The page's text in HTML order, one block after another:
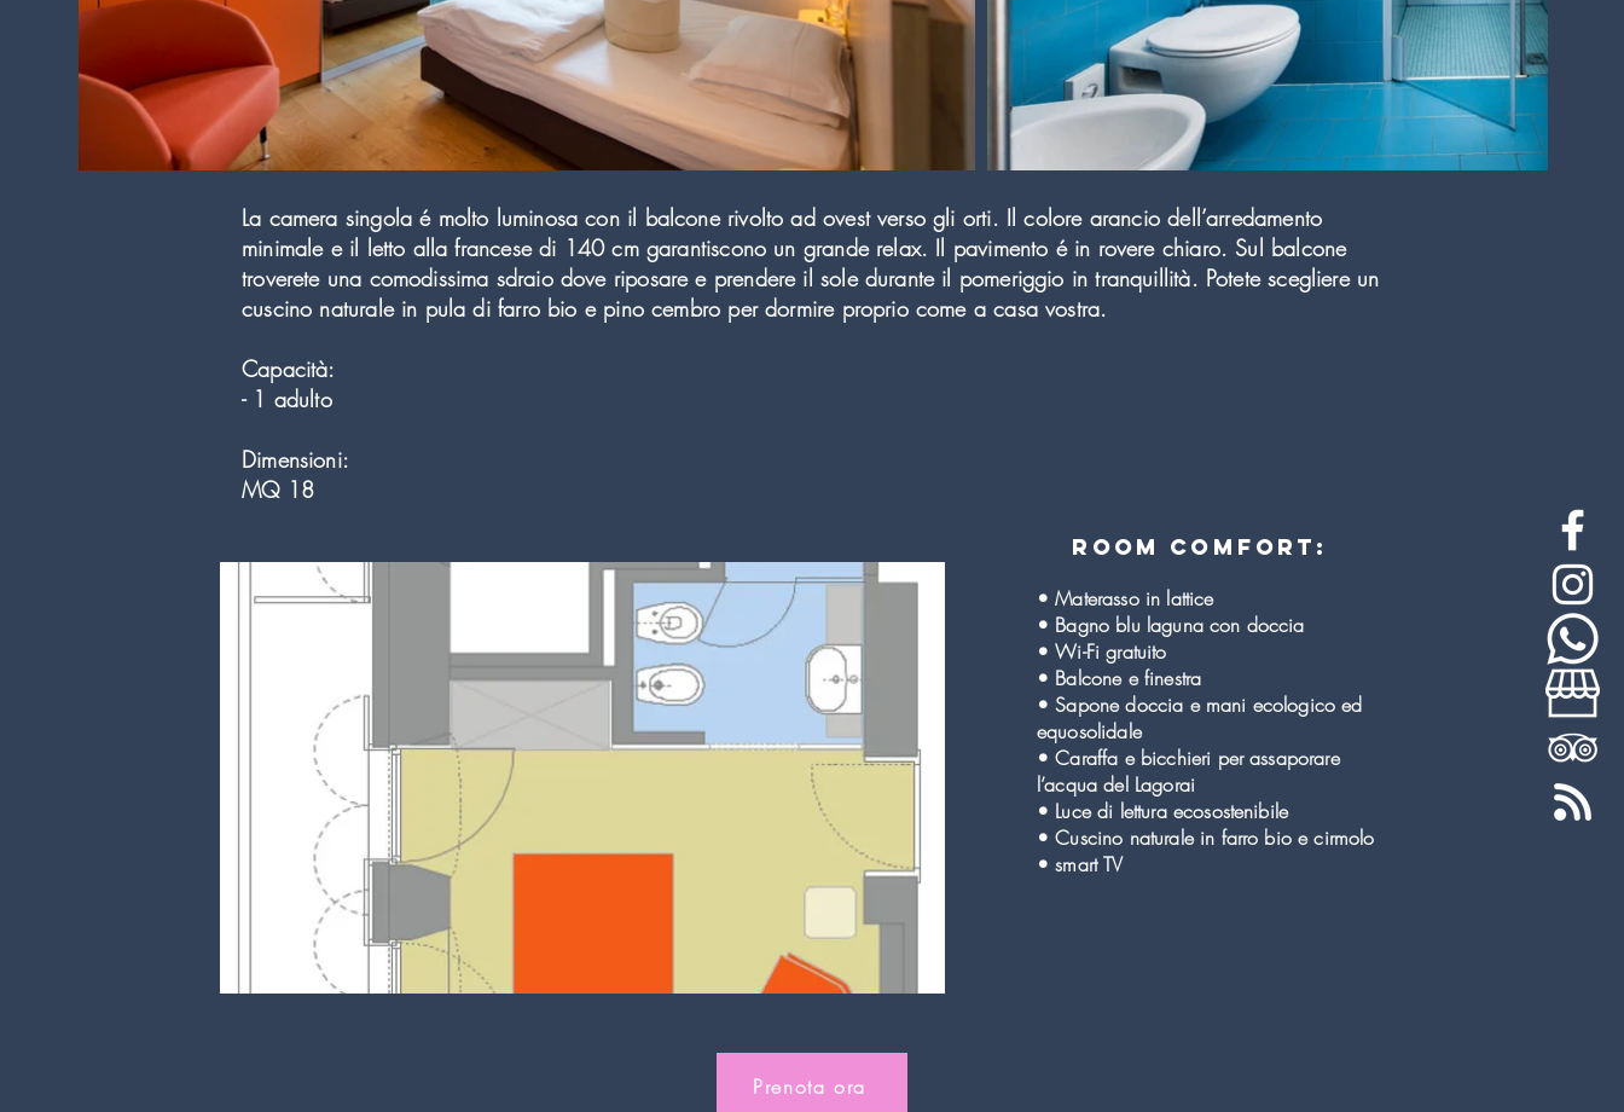
La camera singola é molto luminosa con il balcone rivolto ad ovest verso gli orti. Il colore arancio dell’arredamento
minimale e il letto alla francese di 140 cm garantiscono un grande relax. Il pavimento é in rovere chiaro. Sul balcone
troverete una comodissima sdraio dove riposare e prendere il sole durante il pomeriggio in tranquillità. Potete scegliere un
cuscino naturale in pula di farro bio e pino cembro per dormire proprio come a casa vostra.
Capacità:
- 1 adulto
Dimensioni:
MQ 18
room comfort:
• Materasso in lattice
• Bagno blu laguna con doccia
• Wi-Fi gratuito
• Balcone e finestra
• Sapone doccia e mani ecologico ed
equosolidale
• Caraffa e bicchieri per assaporare
l’acqua del Lagorai
• Luce di lettura ecosostenibile
• Cuscino naturale in farro bio e cirmolo
• smart TV
Prenota ora